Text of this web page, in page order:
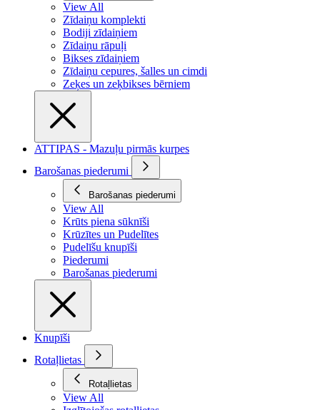
View All
Zīdaiņu komplekti
Bodiji zīdaiņiem
Zīdaiņu rāpuļi
Bikses zīdaiņiem
Zīdaiņu cepures, šalles un cimdi
Zeķes un zeķbikses bērniem
ATTIPAS - Mazuļu pirmās kurpes
Barošanas piederumi
Barošanas piederumi
View All
Krūts piena sūknīši
Krūzītes un Pudelītes
Pudelīšu knupīši
Piederumi
Barošanas piederumi
Knupīši
Rotaļlietas
Rotaļlietas
View All